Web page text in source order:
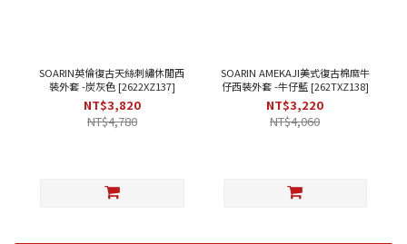
SOARIN英倫復古天絲刺繡休閒西
裝外套 -炭灰色 [2622XZ137]
NT$3,820
NT$4,780
SOARIN AMEKAJI美式復古棉麻牛
仔西裝外套 -牛仔藍 [262TXZ138]
NT$3,220
NT$4,060